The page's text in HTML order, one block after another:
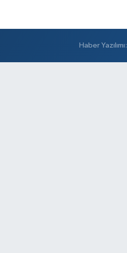
Haber Yazılımı: